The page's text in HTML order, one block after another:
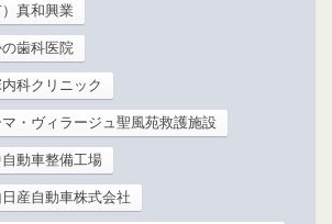
真和興業
歯科医院
科クリニック
・ヴィラージュ聖風苑救護施設
動車整備工場
産自動車株式会社